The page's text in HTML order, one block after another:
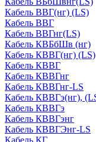
Кабель ВВГ(нг) (LS)
Кабель ВВГ
Кабель ВВГнг(LS)
Кабель КВБбШв (нг)
Кабель КВВГ(нг) (LS)
Кабель КВВГ
Кабель КВВГнг
Кабель КВВГнг-LS
Кабель КВВГэ(нг),
Кабель КВВГэ
Кабель КВВГэнг
Кабель КВВГЭнг-LS
Кабель КГ